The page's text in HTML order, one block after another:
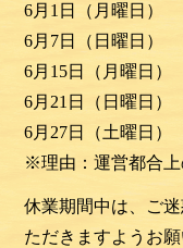
6月1日（月曜日）
6月7日 （日 曜日）
6月15日 （月曜日 ）
6月21 日 （日曜日 ）
6月27日 （土曜日 ）
※理由：運営都合上
休業期間中は、ご
ただきますようお